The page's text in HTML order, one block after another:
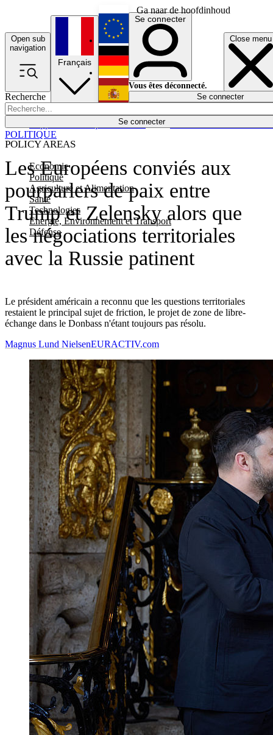
Ga naar de hoofdinhoud
Open sub
navigation
Close menu
Recherche
Se connecter
POLICY AREAS
Economie
Politique
Agriculture et Alimentation
Santé
Technologies
Energie, Environnement et Transport
Défense
Économie
Français
English
Deutsch
Español
Se connecter
Vous êtes déconnecté.
Se connecter
Les Européens conviés aux
pourparlers de paix entre
Trump et Zelensky alors que
les négociations territoriales
avec la Russie patinent
Le président américain a reconnu que les questions territoriales
restaient le principal sujet de friction, le projet de zone de libre-
échange dans le Donbass n'étant toujours pas résolu.
POLITIQUE
Magnus Lund NielsenEURACTIV.com